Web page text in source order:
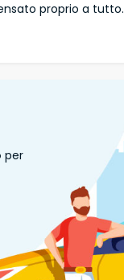
proprio a tutto.
per